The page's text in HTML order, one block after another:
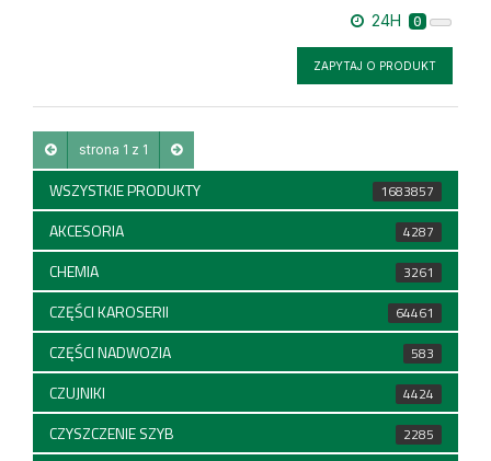
24H 0
ZAPYTAJ O PRODUKT
strona 1 z 1
WSZYSTKIE PRODUKTY 1683857
AKCESORIA 4287
CHEMIA 3261
CZĘŚCI KAROSERII 64461
CZĘŚCI NADWOZIA 583
CZUJNIKI 4424
CZYSZCZENIE SZYB 2285